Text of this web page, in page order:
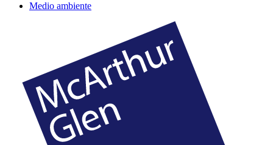
Medio ambiente